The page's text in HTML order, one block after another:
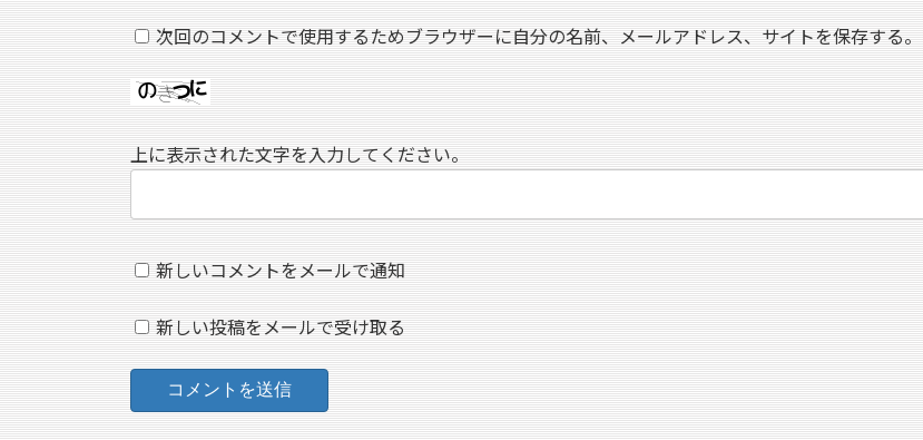
次回のコメントで使用するためブラウザーに自分の名前、メールアドレス、サイトを保存する。
上に表示された文字を入力してください。
新しいコメントをメールで通知
新しい投稿をメールで受け取る